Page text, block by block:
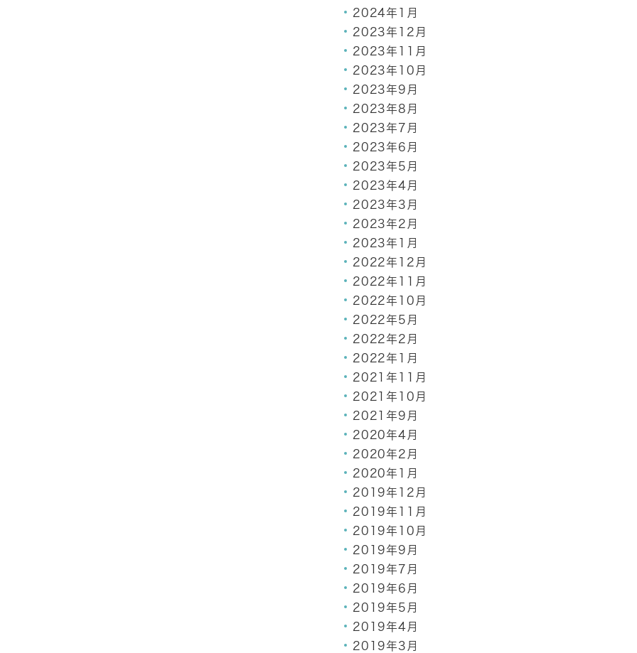
2024年1月
2023年12月
2023年11月
2023年10月
2023年9月
2023年8月
2023年7月
2023年6月
2023年5月
2023年4月
2023年3月
2023年2月
2023年1月
2022年12月
2022年11月
2022年10月
2022年5月
2022年2月
2022年1月
2021年11月
2021年10月
2021年9月
2020年4月
2020年2月
2020年1月
2019年12月
2019年11月
2019年10月
2019年9月
2019年7月
2019年6月
2019年5月
2019年4月
2019年3月